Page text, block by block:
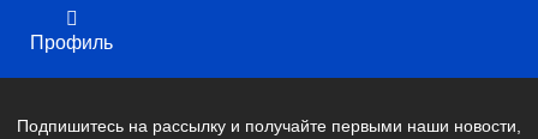
Профиль
Подпишитесь на рассылку и получайте первыми наши новости,